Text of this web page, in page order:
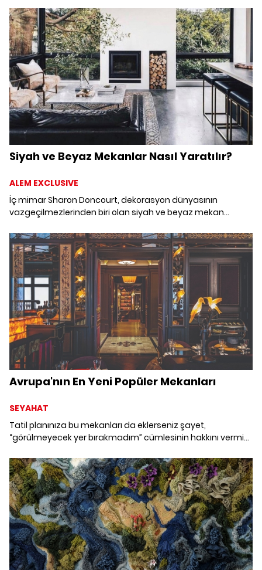
Siyah ve Beyaz Mekanlar Nasıl Yaratılır?
ALEM EXCLUSIVE
İç mimar Sharon Doncourt, dekorasyon dünyasının
vazgeçilmezlerinden biri olan siyah ve beyaz mekan
Avrupa'nın En Yeni Popüler Mekanları
SEYAHAT
Tatil planınıza bu mekanları da eklerseniz şayet,
“görülmeyecek yer bırakmadım” cümlesinin hakkını vermiş